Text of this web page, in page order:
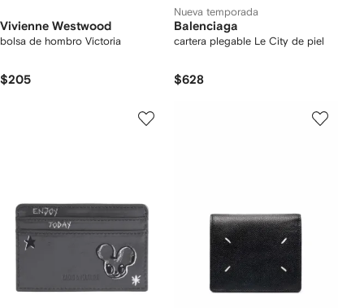
Vivienne Westwood
bolsa de hombro Victoria
$205
Nueva temporada
Balenciaga
cartera plegable Le City de piel
$628